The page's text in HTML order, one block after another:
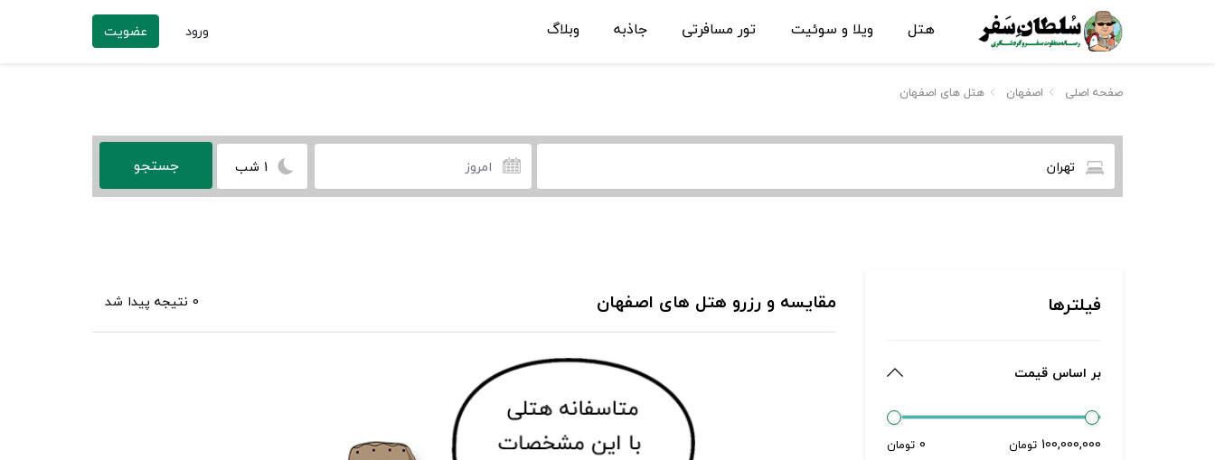
هتل ویلا و سوئیت تور مسافرتی جاذبه وبلاگ ورود عضویت
صفحه اصلی اصفهان هتل های اصفهان
تهران 1 شب
فیلترها
بر اساس قیمت
0 تومان 100,000,000 تومان
مقایسه و رزرو هتل های اصفهان 0 نتیجه پیدا شد